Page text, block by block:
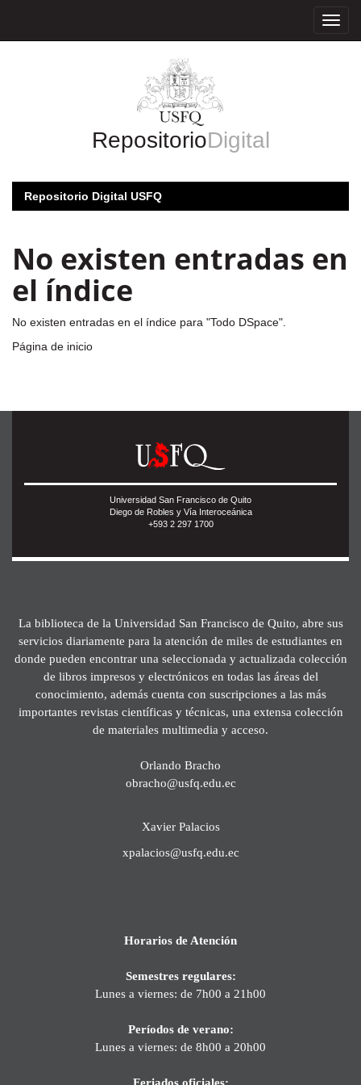
RepositorioDigital
Repositorio Digital USFQ
No existen entradas en
el índice
No existen entradas en el índice para "Todo DSpace".
Página de inicio
Universidad San Francisco de Quito
Diego de Robles y Vía Interoceánica
+593 2 297 1700
La biblioteca de la Universidad San Francisco de Quito, abre sus
servicios diariamente para la atención de miles de estudiantes en
donde pueden encontrar una seleccionada y actualizada colección
de libros impresos y electrónicos en todas las áreas del
conocimiento, además cuenta con suscripciones a las más
importantes revistas científicas y técnicas, una extensa colección
de materiales multimedia y acceso.
Orlando Bracho
obracho@usfq.edu.ec
Xavier Palacios
xpalacios@usfq.edu.ec
Horarios de Atención
Semestres regulares:
Lunes a viernes: de 7h00 a 21h00
Períodos de verano:
Lunes a viernes: de 8h00 a 20h00
Feriados oficiales: